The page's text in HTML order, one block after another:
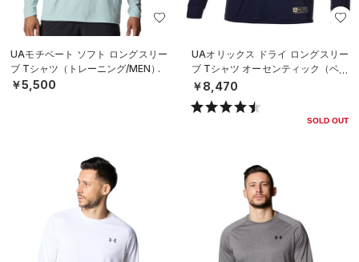
UAモチベート ソフト ロングスリー
ブ Tシャツ（トレーニング/MEN）
￥5,500
UAオリックス ドライ ロングスリー
ブ Tシャツ オーセンティック（ベー
スボール/MEN）
￥8,470
SOLD OUT